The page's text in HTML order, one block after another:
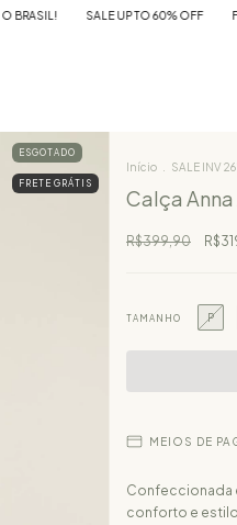
SALE UP TO 60% OFF FRETE
ESGOTADO
FRETE GRÁTIS
Início SALE INV 26'
Calça
R$399,90
TAMANHO P
MEIOS DE
Confeccionada
conforto e estilo